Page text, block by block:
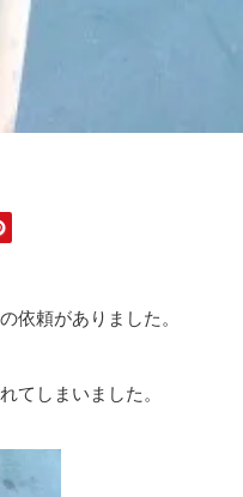
頼がありました。
てしまいました。